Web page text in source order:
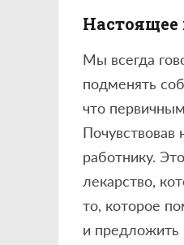
Настоящее
Мы всегда
подменять
что
работнику.
лекарство,
то, которое
и предложить